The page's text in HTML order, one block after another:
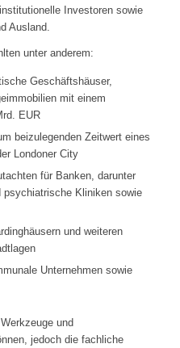
Investoren sowie
Ausland.
unter anderem:
Geschäftshäuser,
mit einem
EUR
beizulegenden Zeitwert eines
Londoner City
für Banken, darunter
psychiatrische Kliniken sowie
und weiteren
Unternehmen sowie
und
jedoch die fachliche